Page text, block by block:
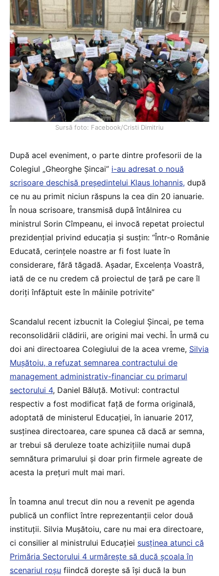
Sursă foto: Facebook/Cristi Dimitriu
După acel eveniment, o parte dintre profesorii de la
Colegiul „Gheorghe Șincai” i-au adresat o nouă
scrisoare deschisă președintelui Klaus Iohannis, după
ce nu au primit niciun răspuns la cea din 20 ianuarie.
În noua scrisoare, transmisă după întâlnirea cu
ministrul Sorin Cîmpeanu, ei invocă repetat proiectul
prezidențial privind educația și susțin: “Într-o Românie
Educată, cerințele noastre ar fi fost luate în
considerare, fără tăgadă. Așadar, Excelența Voastră,
iată de ce nu credem că proiectul de țară pe care îl
doriți înfăptuit este în mâinile potrivite”
Scandalul recent izbucnit la Colegiul Șincai, pe tema
reconsolidării clădirii, are origini mai vechi. În urmă cu
doi ani directoarea Colegiului de la acea vreme, Silvia
Mușătoiu, a refuzat semnarea contractului de
management administrativ-financiar cu primarul
sectorului 4, Daniel Băluță. Motivul: contractul
respectiv a fost modificat față de forma originală,
adoptată de ministerul Educației, în ianuarie 2017,
susținea directoarea, care spunea că dacă ar semna,
ar trebui să deruleze toate achizițiile numai după
semnătura primarului și doar prin firmele agreate de
acesta la prețuri mult mai mari.
În toamna anul trecut din nou a revenit pe agenda
publică un conflict între reprezentanții celor două
instituții. Silvia Mușătoiu, care nu mai era directoare,
ci consilier al ministrului Educației susținea atunci că
Primăria Sectorului 4 urmărește să ducă școala în
scenariul roșu fiindcă dorește să își ducă la bun